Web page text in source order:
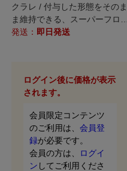
クラレ / 付与した形態をそのま
ま維持できる、スーパーフロー
タイプです。
発送： 即日発送
ログイン後に価格が表示
されます。
会員限定コンテンツ
のご利用は、 会員登
録が必要です。
会員の方は、
ログイ
ン してご利用くださ